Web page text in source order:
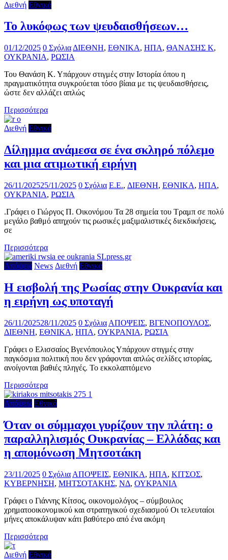
Διεθνή Εθνικά
Το λυκόφως των ψευδαισθήσεων…
01/12/2025 0 Σχόλια ΔΙΕΘΝΗ, ΕΘΝΙΚΑ, ΗΠΑ, ΘΑΝΑΣΗΣ Κ,
ΟΥΚΡΑΝΙΑ, ΡΩΣΙΑ
Του Θανάση Κ. Υπάρχουν στιγμές στην Ιστορία όπου η
πραγματικότητα συγκρούεται τόσο βίαια με τις ψευδαισθήσεις,
ώστε δεν αλλάζει απλώς
Περισσότερα
Διεθνή Εθνικά
Δίλημμα ανάμεσα σε ένα σκληρό πόλεμο
και μια ατιμωτική ειρήνη
26/11/202525/11/2025 0 Σχόλια E.E., ΔΙΕΘΝΗ, ΕΘΝΙΚΑ, ΗΠΑ,
ΟΥΚΡΑΝΙΑ, ΡΩΣΙΑ
.Γράφει ο Γιώργος Π. Οικονόμου Τα 28 σημεία του Τραμπ σε πολύ
μεγάλο βαθμό απηχούν τις ρωσικές μαξιμαλιστικές διεκδικήσεις,
σε
Περισσότερα
Απόψεις News Διεθνή Εθνικά
Η εισβολή της Ρωσίας στην Ουκρανία και
η ειρήνη ως υποταγή
26/11/202528/11/2025 0 Σχόλια ΑΠΟΨΕΙΣ, ΒΓΕΝΟΠΟΥΛΟΣ,
ΔΙΕΘΝΗ, ΕΘΝΙΚΑ, ΗΠΑ, ΟΥΚΡΑΝΙΑ, ΡΩΣΙΑ
Γράφει ο Ελισσαίος Βγενόπουλος Υπάρχουν στιγμές στην
παγκόσμια πολιτική που δεν γράφονται απλώς σελίδες ιστορίας,
ανοίγονται βαθιές πληγές. Το εκκολαπτόμενο
Περισσότερα
Απόψεις Εθνικά
Όταν οι σύμμαχοι γυρίζουν την πλάτη: ο
παραλληλισμός Ουκρανίας – Ελλάδας και
η απομόνωση Μητσοτάκη
23/11/2025 0 Σχόλια ΑΠΟΨΕΙΣ, ΕΘΝΙΚΑ, ΗΠΑ, ΚΙΤΣΟΣ,
ΚΥΒΕΡΝΗΣΗ, ΜΗΤΣΟΤΑΚΗΣ, ΝΔ, ΟΥΚΡΑΝΙΑ
Γράφει ο Γιάννης Κίτσος, οικονομολόγος – σύμβουλος
χρηματοοικονομικού και στρατηγικού σχεδιασμού Οι τελευταίοι
μήνες αποκάλυψαν κάτι βαθύτερο από ένα ακόμη
Περισσότερα
Διεθνή Εθνικά